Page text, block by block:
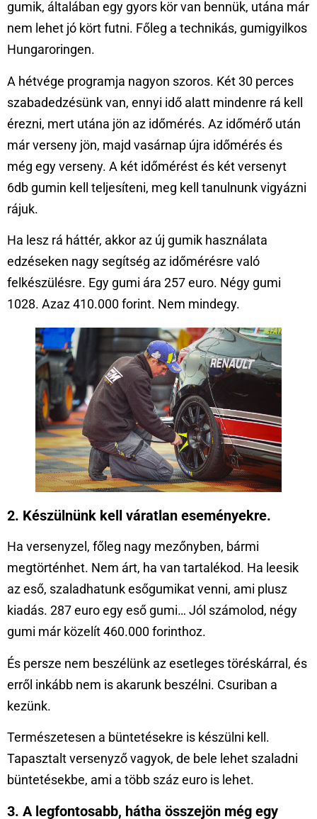
gumik, általában egy gyors kör van bennük, utána már
nem lehet jó kört futni. Főleg a technikás, gumigyilkos
Hungaroringen.
A hétvége programja nagyon szoros. Két 30 perces
szabadedzésünk van, ennyi idő alatt mindenre rá kell
érezni, mert utána jön az időmérés. Az időmérő után
már verseny jön, majd vasárnap újra időmérés és
még egy verseny. A két időmérést és két versenyt
6db gumin kell teljesíteni, meg kell tanulnunk vigyázni
rájuk.
Ha lesz rá háttér, akkor az új gumik használata
edzéseken nagy segítség az időmérésre való
felkészülésre. Egy gumi ára 257 euro. Négy gumi
1028. Azaz 410.000 forint. Nem mindegy.
2. Készülnünk kell váratlan eseményekre.
Ha versenyzel, főleg nagy mezőnyben, bármi
megtörténhet. Nem árt, ha van tartalékod. Ha leesik
az eső, szaladhatunk esőgumikat venni, ami plusz
kiadás. 287 euro egy eső gumi… Jól számolod, négy
gumi már közelít 460.000 forinthoz.
És persze nem beszélünk az esetleges töréskárral, és
erről inkább nem is akarunk beszélni. Csuriban a
kezünk.
Természetesen a büntetésekre is készülni kell.
Tapasztalt versenyző vagyok, de bele lehet szaladni
büntetésekbe, ami a több száz euro is lehet.
3. A legfontosabb, hátha összejön még egy